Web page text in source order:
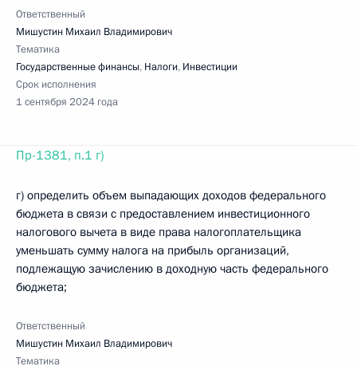
Ответственный
Мишустин Михаил Владимирович
Тематика
Государственные финансы, Налоги, Инвестиции
Срок исполнения
1 сентября 2024 года
Пр-1381, п.1 г)
г) определить объем выпадающих доходов федерального
бюджета в связи с предоставлением инвестиционного
налогового вычета в виде права налогоплательщика
уменьшать сумму налога на прибыль организаций,
подлежащую зачислению в доходную часть федерального
бюджета;
Ответственный
Мишустин Михаил Владимирович
Тематика